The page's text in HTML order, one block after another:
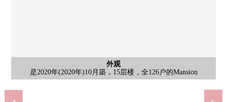
外观
是2020年(2020年)10月築，15层楼，全126户的Mansion
客厅
把3LDK改为2LDK，对LDK部分有地板暖气
客厅
把3LDK改为2LDK，对LDK部分有地板暖气
客厅
把3LDK改为2LDK，对LDK部分有地板暖气
厨房
有餐具冲洗烘干机+垃圾处理器的组合厨房
收纳
厨房有固定的收纳
洗脸
洗脸
公共汽车
是暖气换气干燥机+雾有桑拿房浴室
厨房
厨房
有垃圾处理器
室内
有固定的收纳
收纳
室内
室内
北侧西式房间
收纳
厕所
门口
鞋櫃
风景
门口
其他
洗手台
阳台
共有部分
大厅
大厅
大厅
共有部分
智能快递柜
共有部分
信箱